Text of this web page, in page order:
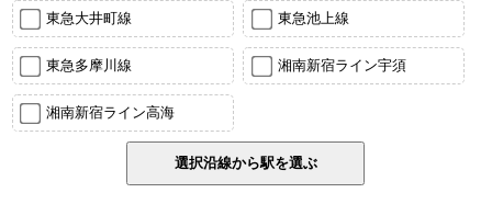
東急大井町線 東急池上線
東急多摩川線 湘南新宿ライン宇須
湘南新宿ライン高海